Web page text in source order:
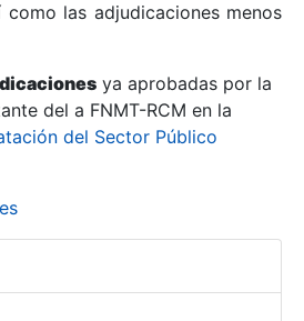
las adjudicaciones menos
ya aprobadas por la
del a FNMT-RCM en la
del Sector Público